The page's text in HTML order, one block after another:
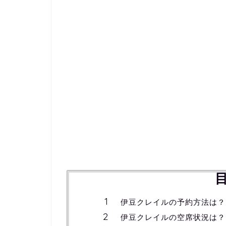
伊豆クレイルの予約方法は？
伊豆クレイルの空席状況は？